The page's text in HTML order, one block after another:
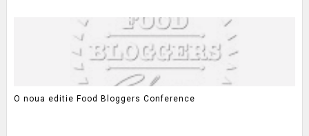
O noua editie Food Bloggers Conference